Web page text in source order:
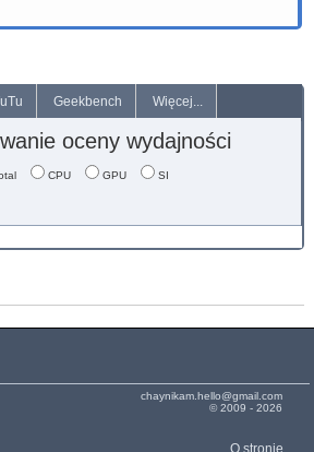
Geekbench Więcej...
oceny wydajności
CPU GPU SI
chaynikam.hello@gmail.com
© 2009 - 2026
O stronie